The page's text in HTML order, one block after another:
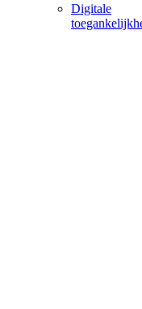
Digitale